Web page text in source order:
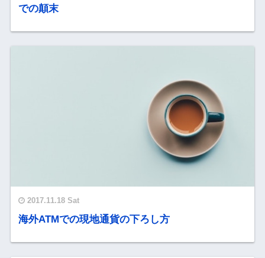
での顛末
2017.11.18 Sat
海外ATMでの現地通貨の下ろし方